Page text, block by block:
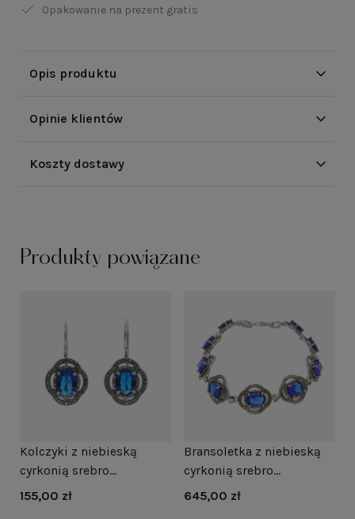
Opakowanie na prezent gratis
Opis produktu
Opinie klientów
Koszty dostawy
Produkty powiązane
Kolczyki z niebieską
cyrkonią srebro
oksydowane
155,00 zł
Bransoletka z niebieską
cyrkonią srebro
oksydowane
645,00 zł